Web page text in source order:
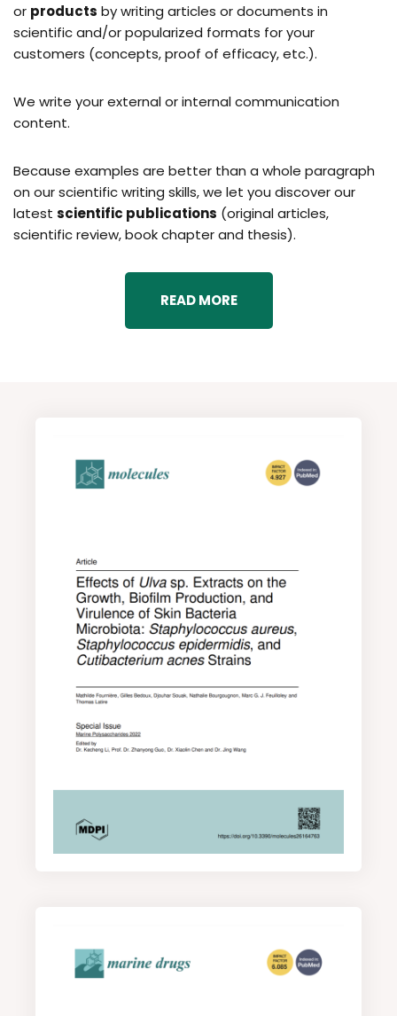
or products by writing articles or documents in
scientific and/or popularized formats for your
customers (concepts, proof of efficacy, etc.).
We write your external or internal communication
content.
Because examples are better than a whole paragraph
on our scientific writing skills, we let you discover our
latest scientific publications (original articles,
scientific review, book chapter and thesis).
READ MORE